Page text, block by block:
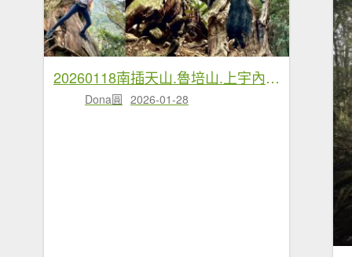
20260118南插天山.魯培山.上宇內山(南插北峰)
Dona圓 2026-01-28